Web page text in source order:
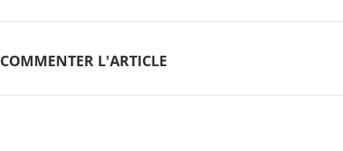
COMMENTER L'ARTICLE